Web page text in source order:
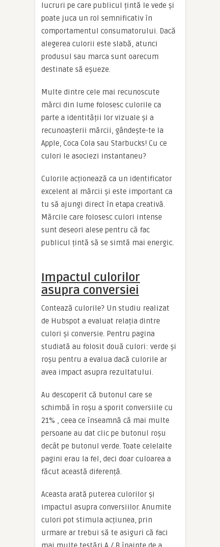
lucruri pe care publicul țintă le vede și
poate juca un rol semnificativ în
comportamentul consumatorului. Dacă
alegerea culorii este slabă, atunci
produsul sau marca sunt oarecum
destinate să eșueze.
Multe dintre cele mai recunoscute
mărci din lume folosesc culorile ca
parte a identității lor vizuale și a
recunoașterii mărcii, gândește-te la
Apple, Coca Cola sau Starbucks! Cu ce
culori le asociezi instantaneu?
Culorile acționează ca un identificator
excelent al mărcii și este important ca
tu să ajungi direct în etapa creativă.
Mărcile care folosesc culori intense
sunt deseori alese pentru că fac
publicul țintă să se simtă mai energic.
Impactul culorilor
asupra conversiei
Contează culorile? Un studiu realizat
de Hubspot a evaluat relația dintre
culori și conversie. Pentru pagina
studiată au folosit două culori: verde și
roșu pentru a evalua dacă culorile ar
avea impact asupra rezultatului.
Au descoperit că butonul care se
schimbă în roșu a sporit conversiile cu
21% , ceea ce înseamnă că mai multe
persoane au dat clic pe butonul roșu
decât pe butonul verde. Toate celelalte
pagini erau la fel, deci doar culoarea a
făcut această diferență.
Aceasta arată puterea culorilor și
impactul asupra conversiilor. Anumite
culori pot stimula acțiunea, prin
urmare ar trebui să te asiguri că faci